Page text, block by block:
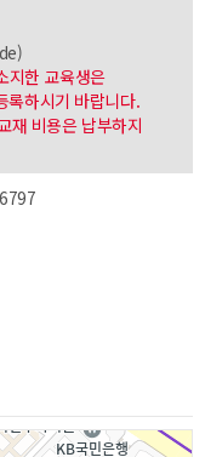
한 교육생은
하시기 바랍니다.
비용은 납부하지